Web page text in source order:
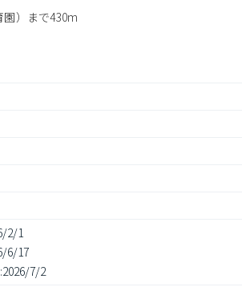
）まで430m
2/1
6/17
2026/7/2